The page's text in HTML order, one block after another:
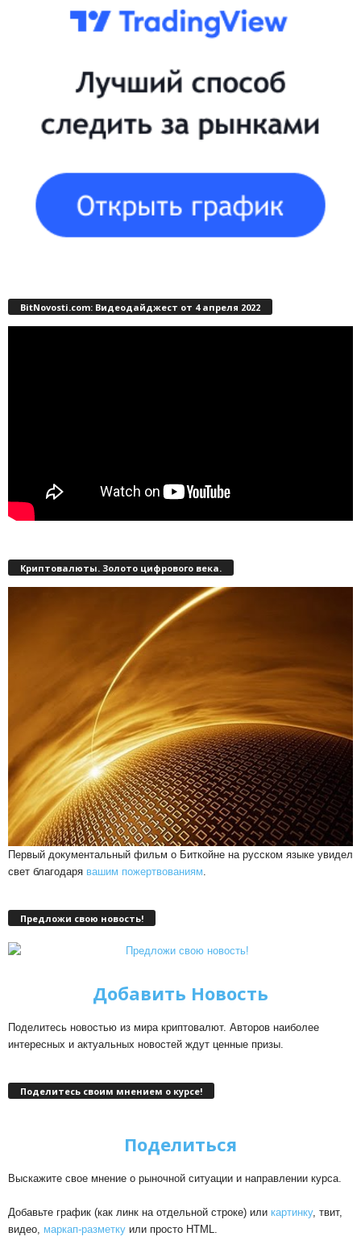
BitNovosti.com: Видеодайджест от 4 апреля 2022
Криптовалюты. Золото цифрового века.
Первый документальный фильм о Биткойне на русском языке увидел
свет благодаря вашим пожертвованиям
Предложи свою новость!
Добавить Новость
Поделитесь новостью из мира криптовалют. Авторов наиболее
интересных и актуальных новостей ждут ценные призы.
Поделитесь своим мнением о курсе!
Поделиться
Выскажите свое мнение о рыночной ситуации и направлении курса.
Добавьте график (как линк на отдельной строке) или картинку, твит,
видео, маркап-разметку или просто HTML.